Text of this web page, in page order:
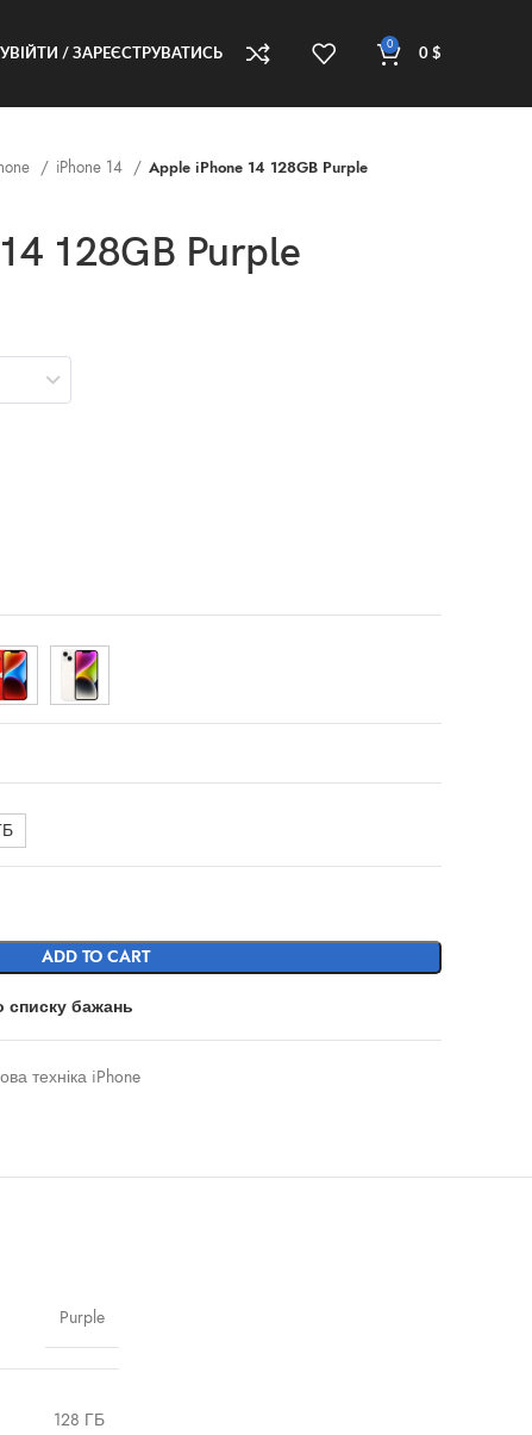
УВІЙТИ / ЗАРЕЄСТРУВАТИСЬ
0
0 $
iPhone 14 Apple iPhone 14 128GB Purple
128GB Purple
ADD TO CART
списку бажань
техніка iPhone
Purple
128 ГБ